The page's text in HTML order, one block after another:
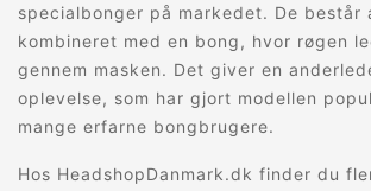
specialbonger på markedet. De består
kombineret med en bong, hvor røgen
gennem masken. Det giver en
oplevelse, som har gjort modellen
mange erfarne bongbrugere.
Hos HeadshopDanmark.dk finder du